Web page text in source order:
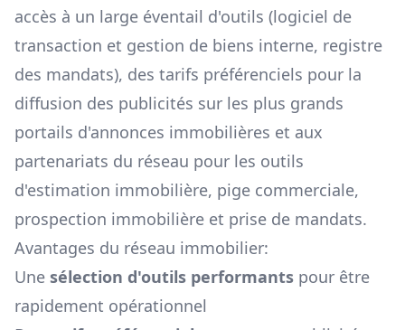
accès à un large éventail d'outils (logiciel de
transaction et gestion de biens interne, registre
des mandats), des tarifs préférenciels pour la
diffusion des publicités sur les plus grands
portails d'annonces immobilières et aux
partenariats du réseau pour les outils
d'estimation immobilière, pige commerciale,
prospection immobilière et prise de mandats.
Avantages du réseau immobilier:
Une sélection d'outils performants pour être
rapidement opérationnel